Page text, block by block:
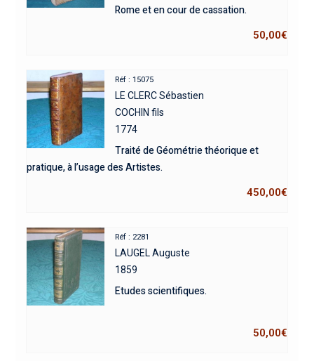
Rome et en cour de cassation.
50,00€
Réf : 15075
LE CLERC Sébastien
COCHIN fils
1774
Traité de Géométrie théorique et
pratique, à l’usage des Artistes.
450,00€
Réf : 2281
LAUGEL Auguste
1859
Etudes scientifiques.
50,00€